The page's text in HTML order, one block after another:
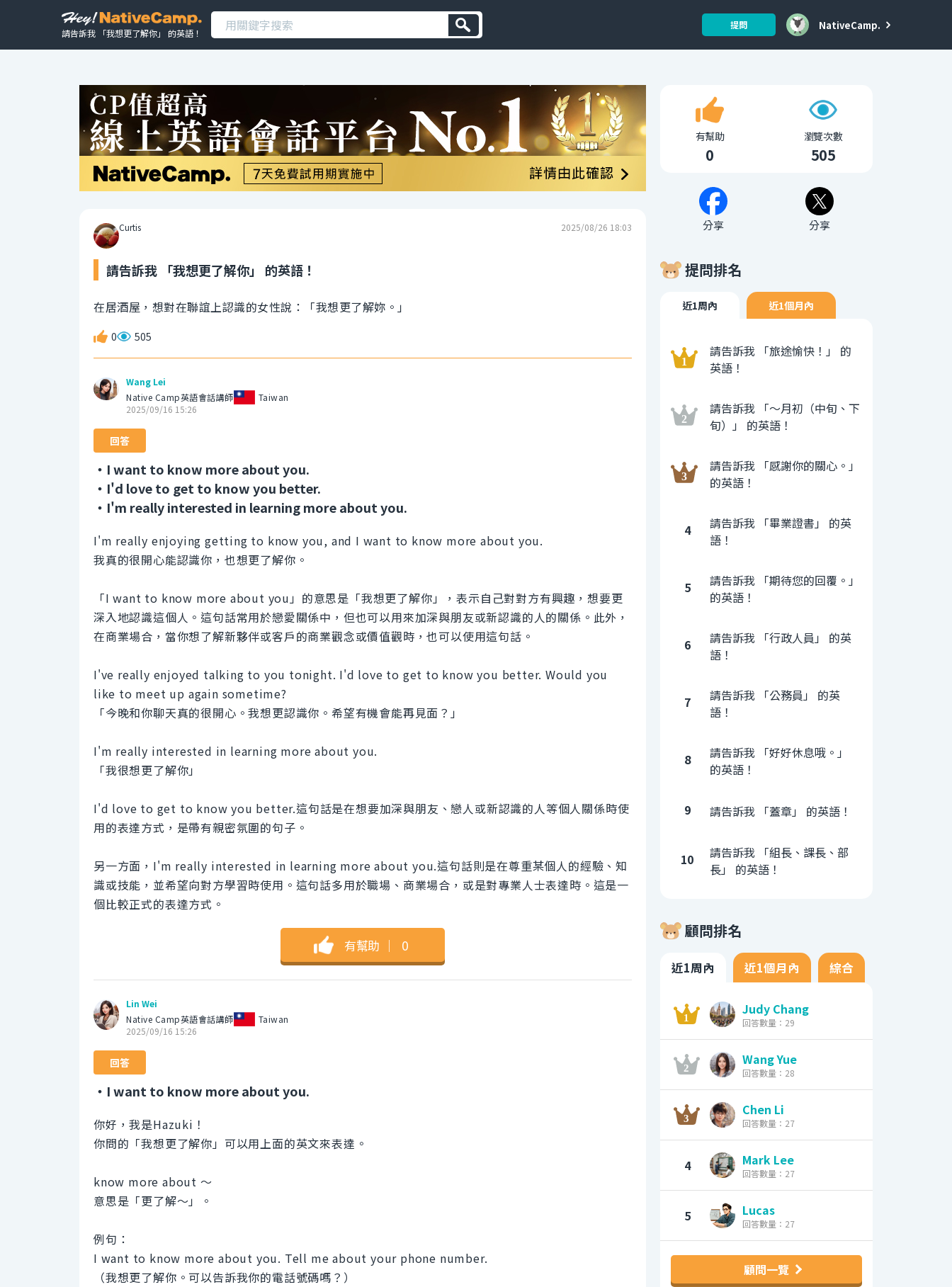
請告訴我 「我想更了解你」 的英語！
提問 NativeCamp.
Curtis 2025/08/26 18:03
請告訴我 「我想更了解你」 的英語！
在居酒屋，想對在聯誼上認識的女性說：「我想更了解妳。」
0 505
Wang Lei
Native Camp英語會話講師
Taiwan
2025/09/16 15:26
回答
・I want to know more about you.
・I'd love to get to know you better.
・I'm really interested in learning more about you.
I'm really enjoying getting to know you, and I want to know more about you.
我真的很開心能認識你，也想更了解你。
「I want to know more about you」的意思是「我想更了解你」，表示自己對對方有興趣，想要更
深入地認識這個人。這句話常用於戀愛關係中，但也可以用來加深與朋友或新認識的人的關係。此外，
在商業場合，當你想了解新夥伴或客戶的商業觀念或價值觀時，也可以使用這句話。
I've really enjoyed talking to you tonight. I'd love to get to know you better. Would you
like to meet up again sometime?
「今晚和你聊天真的很開心。我想更認識你。希望有機會能再見面？」
I'm really interested in learning more about you.
「我很想更了解你」
I'd love to get to know you better.這句話是在想要加深與朋友、戀人或新認識的人等個人關係時使
用的表達方式，是帶有親密氛圍的句子。
另一方面，I'm really interested in learning more about you.這句話則是在尊重某個人的經驗、知
識或技能，並希望向對方學習時使用。這句話多用於職場、商業場合，或是對專業人士表達時。這是一
個比較正式的表達方式。
有幫助 ｜ 0
Lin Wei
Native Camp英語會話講師
Taiwan
2025/09/16 15:26
回答
・I want to know more about you.
你好，我是Hazuki！
你問的「我想更了解你」可以用上面的英文來表達。
know more about 〜
意思是「更了解〜」。
例句：
I want to know more about you. Tell me about your phone number.
（我想更了解你。可以告訴我你的電話號碼嗎？）
有幫助
0
瀏覽次數
505
分享 分享
提問排名
近1周內 近1個月內
請告訴我 「旅途愉快！」 的
英語！
請告訴我 「〜月初（中旬、下
旬）」 的英語！
請告訴我 「感謝你的關心。」
的英語！
4
請告訴我 「畢業證書」 的英
語！
5
請告訴我 「期待您的回覆。」
的英語！
6
請告訴我 「行政人員」 的英
語！
7
請告訴我 「公務員」 的英
語！
8
請告訴我 「好好休息哦。」
的英語！
9 請告訴我 「蓋章」 的英語！
10
請告訴我 「組長、課長、部
長」 的英語！
顧問排名
近1周內 近1個月內 綜合
Judy Chang
回答數量：29
Wang Yue
回答數量：28
Chen Li
回答數量：27
4 Mark Lee
回答數量：27
5 Lucas
回答數量：27
顧問一覽